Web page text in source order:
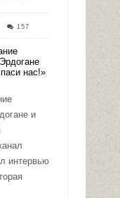
157
и
интервью